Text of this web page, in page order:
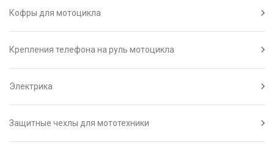
Кофры для мотоцикла
Крепления телефона на руль мотоцикла
Электрика
Защитные чехлы для мототехники